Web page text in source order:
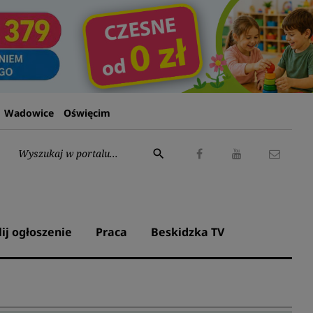
Wadowice Oświęcim
Wyszukaj:
search
ogłoszenie Praca Beskidzka TV